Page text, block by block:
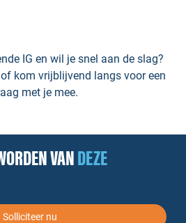
IG en wil je snel aan de slag?
kom vrijblijvend langs voor een
met je mee.
VANDEZE
Solliciteer nu